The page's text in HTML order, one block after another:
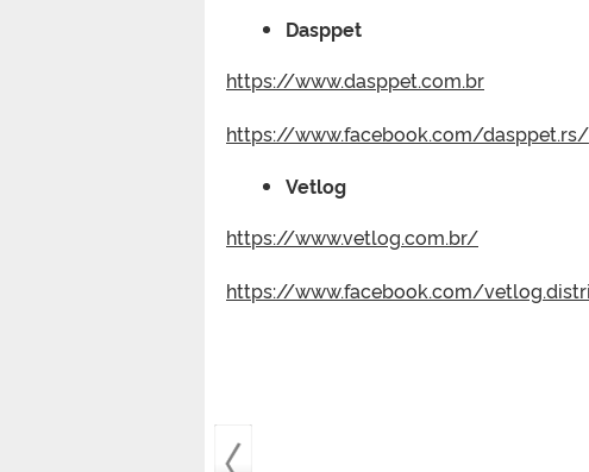
Dasppet
https://www.dasppet.com.br
https://www.facebook.com/dasppet.rs/
Vetlog
https://www.vetlog.com.br/
https://www.facebook.com/